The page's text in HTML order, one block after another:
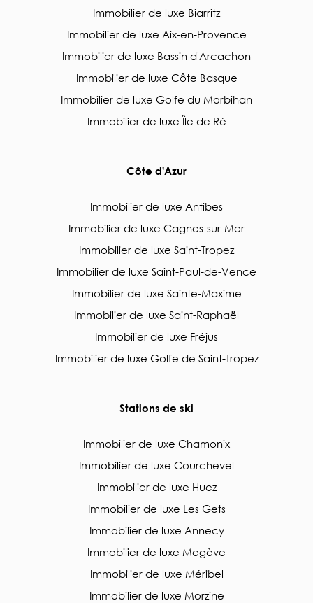
Immobilier de luxe Biarritz
Immobilier de luxe Aix-en-Provence
Immobilier de luxe Bassin d'Arcachon
Immobilier de luxe Côte Basque
Immobilier de luxe Golfe du Morbihan
Immobilier de luxe Île de Ré
Côte d'Azur
Immobilier de luxe Antibes
Immobilier de luxe Cagnes-sur-Mer
Immobilier de luxe Saint-Tropez
Immobilier de luxe Saint-Paul-de-Vence
Immobilier de luxe Sainte-Maxime
Immobilier de luxe Saint-Raphaël
Immobilier de luxe Fréjus
Immobilier de luxe Golfe de Saint-Tropez
Stations de ski
Immobilier de luxe Chamonix
Immobilier de luxe Courchevel
Immobilier de luxe Huez
Immobilier de luxe Les Gets
Immobilier de luxe Annecy
Immobilier de luxe Megève
Immobilier de luxe Méribel
Immobilier de luxe Morzine